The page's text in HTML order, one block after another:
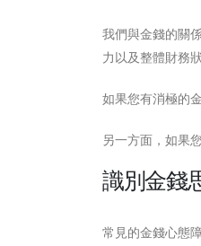
我們與金錢的關
力以及整體財務狀
如果您有消極的
另一方面，如果
識別金錢
常見的金錢心態